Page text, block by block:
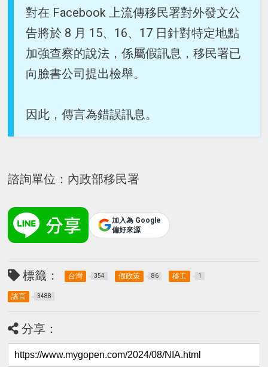
對在 Facebook 上流傳移民署對外發文公
告將於 8 月 15、16、17 日針對特定地點
加強查察的說法，係屬假訊息，移民署已
向臉書公司提出檢舉。
因此，傳言為錯誤訊息。
諮詢單位：內政部移民署
加入為 Google
偏好來源
標籤： 台灣 354 假政策 86 移工 1
謠言 3488
分享：